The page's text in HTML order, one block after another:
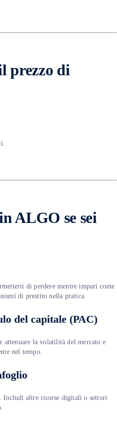
prezzo di
ALGO se sei
di perdere mentre impari come
di prestito nella pratica.
del capitale (PAC)
attenuare la volatilità del mercato e
nel tempo.
Includi altre risorse digitali o settori